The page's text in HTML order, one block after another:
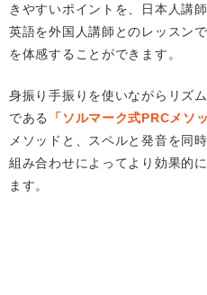
きやすいポイントを、日本人講
英語を外国人講師とのレッスン
を体感することができます。
身振り手振りを使いながらリズ
である
「ソルマーク式PRCメソ
メソッドと、スペルと発音を同
組み合わせによってより効果的
ます。